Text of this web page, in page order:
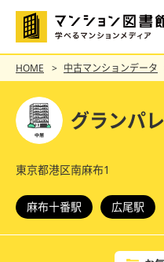
HOME 中古マンションデータ
グランパ
東京都港区南麻布1
麻布十番駅 広尾駅